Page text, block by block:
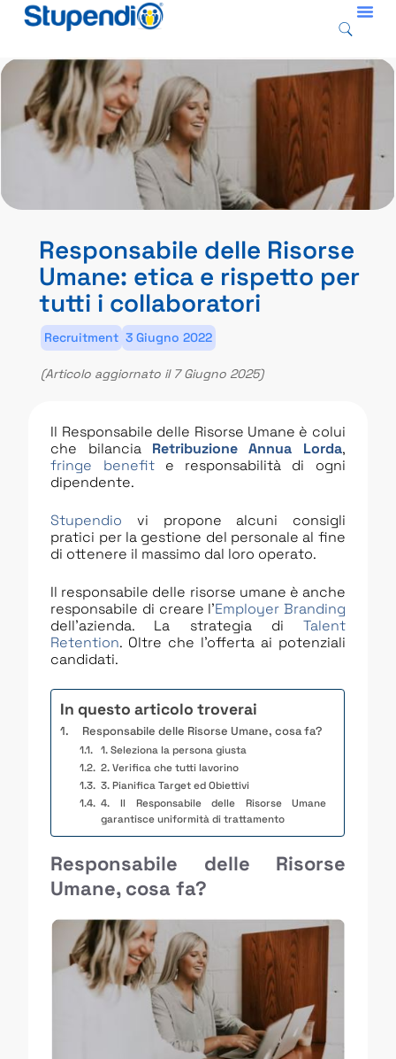
Responsabile delle Risorse
Umane: etica e rispetto per
tutti i collaboratori
Recruitment 3 Giugno 2022
(Articolo aggiornato il 7 Giugno 2025)
Il Responsabile delle Risorse Umane è colui
che bilancia Retribuzione Annua Lorda,
fringe benefite responsabilità di ogni
dipendente.
Stupendio vi propone alcuni consigli
pratici per la gestione del personale al fine
di ottenere il massimo dal loro operato.
Il responsabile delle risorse umane è anche
responsabile di creare l’Employer Branding
dell’azienda. La strategia di Talent
Retention. Oltre che l’offerta ai potenziali
candidati.
In questo articolo troverai
Responsabile delle Risorse Umane, cosa fa?
1. Seleziona la persona giusta
2. Verifica che tutti lavorino
3. Pianifica Target ed Obiettivi
4. Il Responsabile delle Risorse Umane
garantisce uniformità di trattamento
Responsabile delle Risorse
Umane, cosa fa?